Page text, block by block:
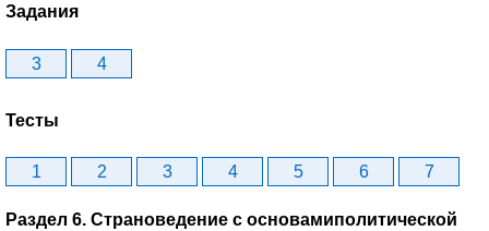
Задания
3 4
Тесты
1 2 3 4 5 6 7
Раздел 6. Страноведение с основамиполитической